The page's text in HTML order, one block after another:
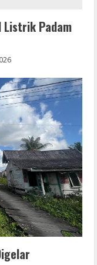
Listrik Padam